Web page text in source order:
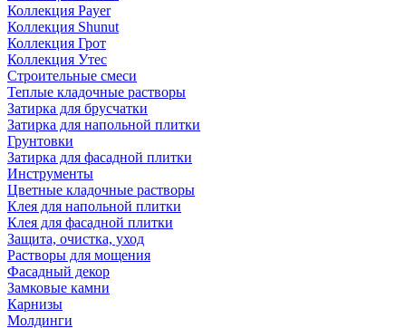
Коллекция Payer
Коллекция Shunut
Коллекция Грот
Коллекция Утес
Строительные смеси
Теплые кладочные растворы
Затирка для брусчатки
Затирка для напольной плитки
Грунтовки
Затирка для фасадной плитки
Инструменты
Цветные кладочные растворы
Клея для напольной плитки
Клея для фасадной плитки
Защита, очистка, уход
Растворы для мощения
Фасадный декор
Замковые камни
Карнизы
Молдинги